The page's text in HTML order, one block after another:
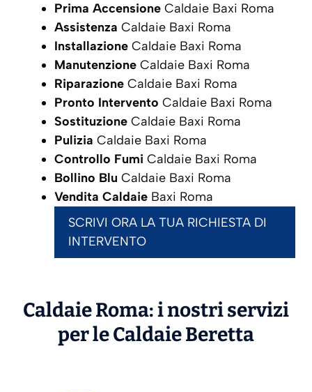
Prima Accensione Caldaie Baxi Roma
Assistenza Caldaie Baxi Roma
Installazione Caldaie Baxi Roma
Manutenzione Caldaie Baxi Roma
Riparazione Caldaie Baxi Roma
Pronto Intervento Caldaie Baxi Roma
Sostituzione Caldaie Baxi Roma
Pulizia Caldaie Baxi Roma
Controllo Fumi Caldaie Baxi Roma
Bollino Blu Caldaie Baxi Roma
Vendita Caldaie Baxi Roma
SCRIVI ORA LA TUA RICHIESTA DI
INTERVENTO
Caldaie Roma: i nostri servizi
per le CaldaieBeretta